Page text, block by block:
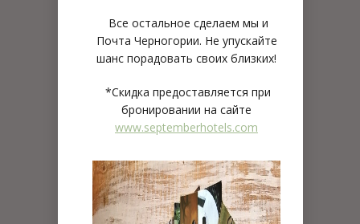
Все остальное сделаем мы и
Почта Черногории. Не упускайте
шанс порадовать своих близких!
*Скидка предоставляется при
бронировании на сайте
www.septemberhotels.com